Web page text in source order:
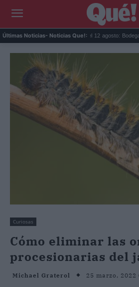
Últimas Noticias- Noticias Que!:
solar en Cariñena del 12 agosto: Bodegas C...
Curiosas
Cómo eliminar las
procesionarias del
Michael Graterol 25 marzo, 2022